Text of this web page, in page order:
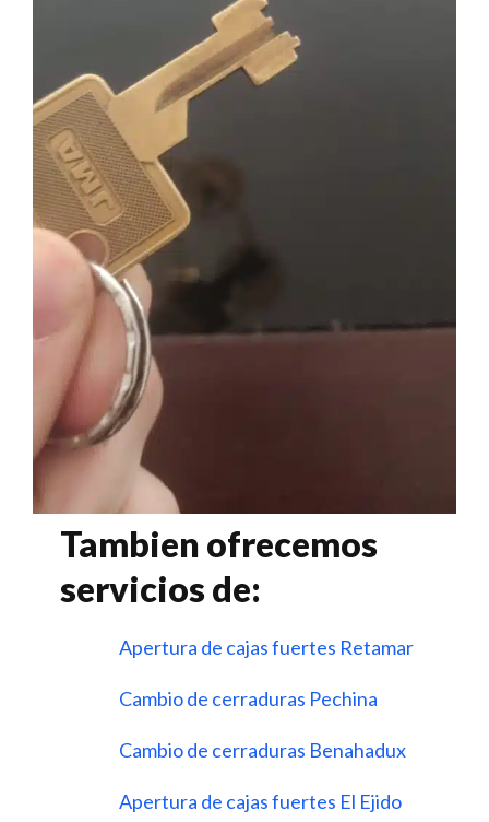
Tambien ofrecemos
servicios de:
Apertura de cajas fuertes Retamar
Cambio de cerraduras Pechina
Cambio de cerraduras Benahadux
Apertura de cajas fuertes El Ejido